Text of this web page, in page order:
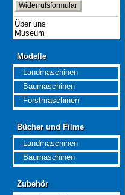
Widerrufsformular
Über uns
Museum
Modelle
Modelle
Landmaschinen
Baumaschinen
Forstmaschinen
Bücher und Filme
Bücher und Filme
Landmaschinen
Baumaschinen
Zubehör
Zubehör